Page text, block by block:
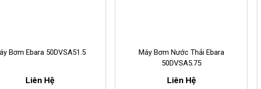
Bơm Ebara 50DVSA51.5
Liên Hệ
Máy Bơm Nước Thải Ebara
50DVSA5.75
Liên Hệ